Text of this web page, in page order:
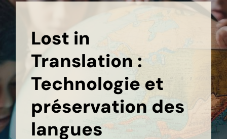
Lost in
Translation :
Technologie et
préservation des
langues